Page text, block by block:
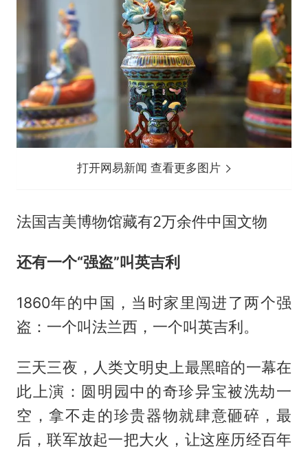
打开网易新闻 查看更多图片
法国吉美博物馆藏有2万余件中国文物
还有一个“强盗”叫英吉利
1860年的中国，当时家里闯进了两个强
盗：一个叫法兰西，一个叫英吉利。
三天三夜，人类文明史上最黑暗的一幕在
此上演：圆明园中的奇珍异宝被洗劫一
空，拿不走的珍贵器物就肆意砸碎，最
后，联军放起一把大火，让这座历经百年